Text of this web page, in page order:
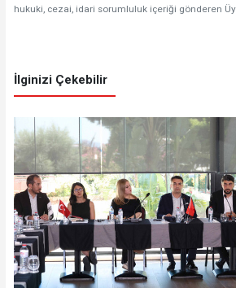
hukuki, cezai, idari sorumluluk içeriği gönderen
İlginizi Çekebilir